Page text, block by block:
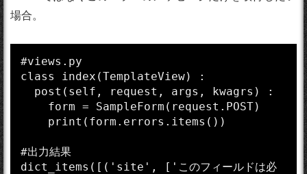
場合。
#views.py
class index(TemplateView) :
#出力結果
dict_items([('site', ['このフィールドは必